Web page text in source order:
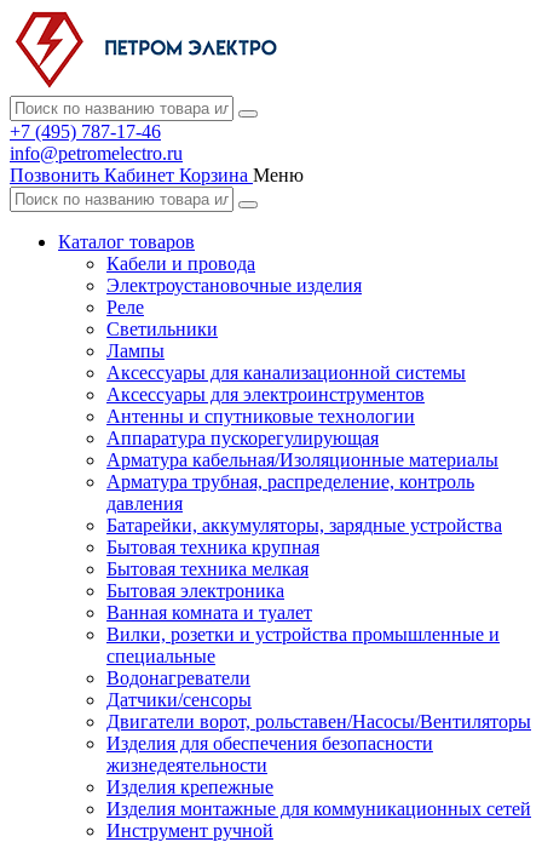
+7 (495) 787-17-46
info@petromelectro.ru
Позвонить Кабинет Корзина Меню
Каталог товаров
Кабели и провода
Электроустановочные изделия
Реле
Светильники
Лампы
Аксессуары для канализационной системы
Аксессуары для электроинструментов
Антенны и спутниковые технологии
Аппаратура пускорегулирующая
Арматура кабельная/Изоляционные материалы
Арматура трубная, распределение, контроль
давления
Батарейки, аккумуляторы, зарядные устройства
Бытовая техника крупная
Бытовая техника мелкая
Бытовая электроника
Ванная комната и туалет
Вилки, розетки и устройства промышленные и
специальные
Водонагреватели
Датчики/сенсоры
Двигатели ворот, рольставен/Насосы/Вентиляторы
Изделия для обеспечения безопасности
жизнедеятельности
Изделия крепежные
Изделия монтажные для коммуникационных сетей
Инструмент ручной